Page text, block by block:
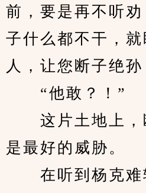
前，要是再不听
子什么都不干，
人，让您断子绝孙
“他敢？！”
这片土地上，
是最好的威胁。
在听到杨克难